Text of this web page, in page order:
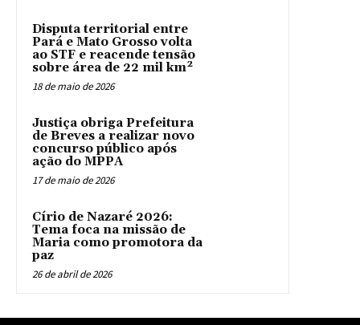
Disputa territorial entre
Pará e Mato Grosso volta
ao STF e reacende tensão
sobre área de 22 mil km²
18 de maio de 2026
Justiça obriga Prefeitura
de Breves a realizar novo
concurso público após
ação do MPPA
17 de maio de 2026
Círio de Nazaré 2026:
Tema foca na missão de
Maria como promotora da
paz
26 de abril de 2026